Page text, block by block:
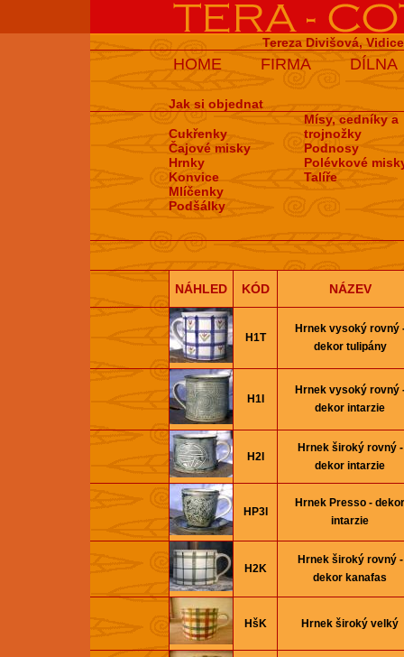
Tereza Divišová,
HOME FIRMA DÍLNA
Jak si objednat
Cukřenky
Čajové misky
Hrnky
Konvice
Mlíčenky
Podšálky
Mísy, cedníky a
trojnožky
Podnosy
Polévkové
Talíře
NÁHLED KÓD NÁZEV
H1T
Hrnek vysoký rovný
dekor tulipány
H1I
Hrnek vysoký rovný
dekor intarzie
H2I
Hrnek široký rovný -
dekor intarzie
HP3I
Hrnek Presso - dekor
intarzie
H2K
Hrnek široký rovný -
dekor kanafas
HšK Hrnek široký velký